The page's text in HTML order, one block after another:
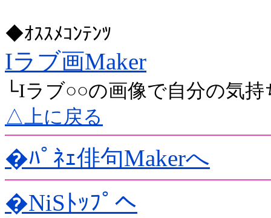
◆ｵｽｽﾒｺﾝﾃﾝﾂ
Iラブ画Maker
└Iラブ○○の画像で自分の気
△上に戻る
�ﾊﾟﾈｪ俳句Makerへ
�NiSﾄｯﾌﾟへ